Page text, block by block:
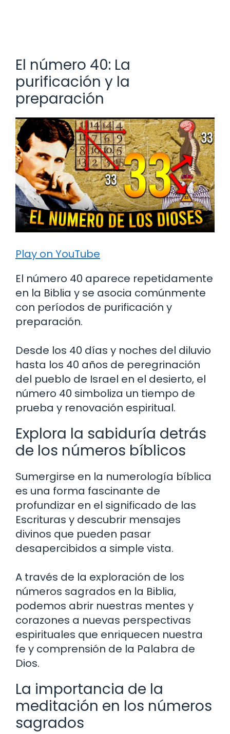
El número 40: La
purificación y la
preparación
Play on YouTube
El número 40 aparece repetidamente
en la Biblia y se asocia comúnmente
con períodos de purificación y
preparación.
Desde los 40 días y noches del diluvio
hasta los 40 años de peregrinación
del pueblo de Israel en el desierto, el
número 40 simboliza un tiempo de
prueba y renovación espiritual.
Explora la sabiduría detrás
de los números bíblicos
Sumergirse en la numerología bíblica
es una forma fascinante de
profundizar en el significado de las
Escrituras y descubrir mensajes
divinos que pueden pasar
desapercibidos a simple vista.
A través de la exploración de los
números sagrados en la Biblia,
podemos abrir nuestras mentes y
corazones a nuevas perspectivas
espirituales que enriquecen nuestra
fe y comprensión de la Palabra de
Dios.
La importancia de la
meditación en los números
sagrados